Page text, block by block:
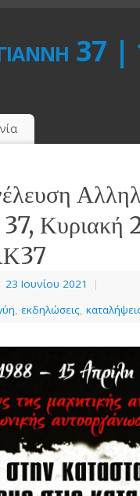
37
37,
23 Ιουνίου 2021
|
, εκδηλώσεις,